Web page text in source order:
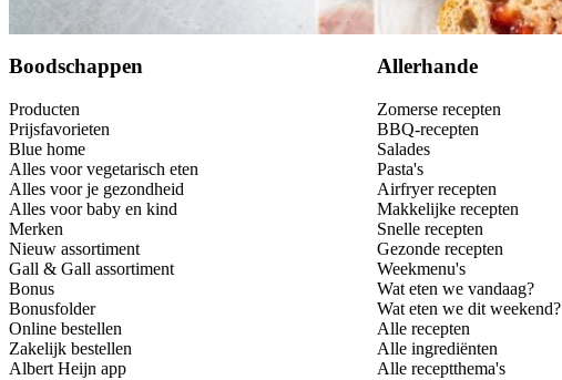
Boodschappen
Producten
Prijsfavorieten
Blue home
Alles voor vegetarisch eten
Alles voor je gezondheid
Alles voor baby en kind
Merken
Nieuw assortiment
Gall & Gall assortiment
Bonus
Bonusfolder
Online bestellen
Zakelijk bestellen
Albert Heijn app
Allerhande
Zomerse recepten
BBQ-recepten
Salades
Pasta's
Airfryer recepten
Makkelijke recepten
Snelle recepten
Gezonde recepten
Weekmenu's
Wat eten we vandaag?
Wat eten we dit weekend?
Alle recepten
Alle ingrediënten
Alle receptthema's